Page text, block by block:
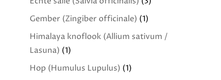
Gember (Zingiber officinale) (1)
Himalaya knoflook (Allium sativum /
Lasuna) (1)
Hop (Humulus Lupulus) (1)